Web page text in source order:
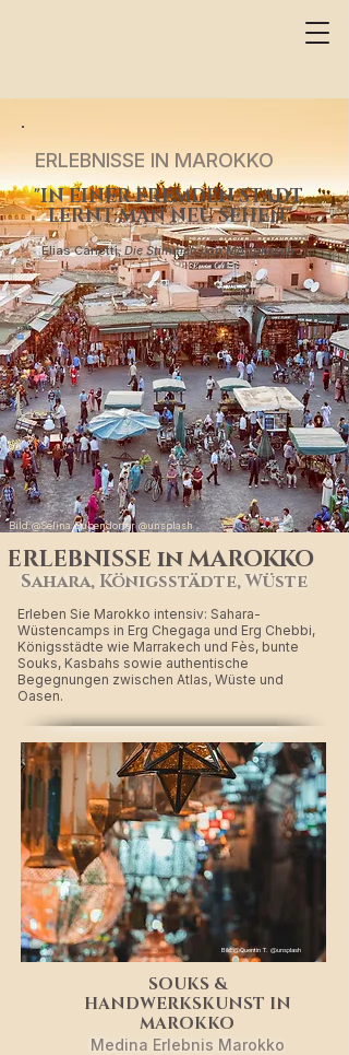
ERLEBNISSE IN MAROKKO
"IN EINER FREMDEN STADT
LERNT MAN NEU SEHEN"
Elias Canetti,Die Stimmen von Marrakesch
Bild:@Selina Bubendorfer @unsplash
ERLEBNISSE in MAROKKO
Sahara, Königsstädte, Wüste
Erleben Sie Marokko intensiv: Sahara-
Wüstencamps in Erg Chegaga und Erg Chebbi,
Königsstädte wie Marrakech und Fès, bunte
Souks, Kasbahs sowie authentische
Begegnungen zwischen Atlas, Wüste und
Oasen.
Bild:@Quentin T. @unsplash
SOUKS &
HANDWERKSKUNST IN
MAROKKO
Medina Erlebnis Marokko